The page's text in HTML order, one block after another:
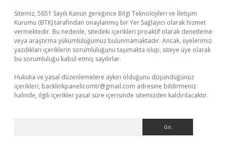
Sitemiz, 5651 Sayılı Kanun gereğince Bilgi Teknolojileri ve İletişim
Kurumu (BTK) tarafından onaylanmış bir Yer Sağlayıcı olarak hizmet
vermektedir. Bu nedenle, sitedeki içerikleri proaktif olarak denetleme
veya araştırma yükümlülüğümüz bulunmamaktadır. Ancak, üyelerimiz
yazdıkları içeriklerin sorumluluğunu taşımakta olup, siteye üye olarak
bu sorumluluğu kabul etmiş sayılırlar.
Hukuka ve yasal düzenlemelere aykırı olduğunu düşündüğünüz
içerikleri, backlinkpanelicomtr@gmail.com adresine bildirmeniz
halinde, ilgili içerikler yasal süre içerisinde sitemizden kaldırılacaktır.